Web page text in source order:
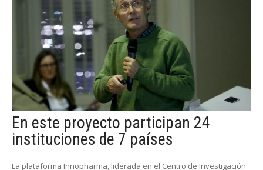
En este proyecto participan 24
instituciones de 7 países
La plataforma Innopharma, liderada en el Centro de Investigación